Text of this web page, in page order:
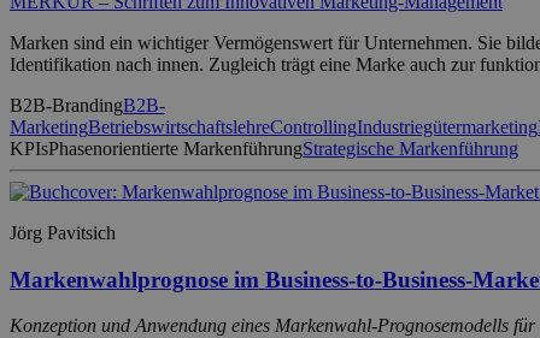
Marken sind ein wichtiger Vermögenswert für Unternehmen. Sie
Identifikation nach innen. Zugleich trägt eine Marke auch zur
B2B-BrandingB2B-
MarketingBetriebswirtschaftslehreControllingIndustriegütermarketing
KPIsPhasenorientierte MarkenführungStrategische Markenführung
Jörg Pavitsich
Markenwahlprognose im Business-to-Business-
Konzeption und Anwendung eines Markenwahl-Prognosemodells